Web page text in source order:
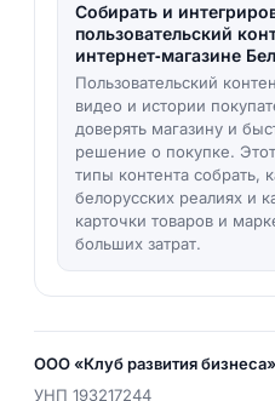
Собирать и
пользовательский
интернет‑магазине
Пользовательский
видео и истории
доверять магазину и
решение о покупке.
типы контента собрать,
белорусских реалиях и
карточки товаров и
больших затрат.
ООО «Клуб развития бизнеса»
УНП 193217244